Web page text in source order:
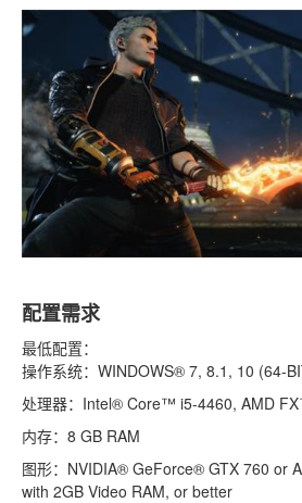
配置需求
最低配置：
操作系统：WINDOWS® 7, 8.1, 10 (64-
处理器：Intel® Core™ i5-4460, AMD
内存：8 GB RAM
图形：NVIDIA® GeForce® GTX 760 or
with 2GB Video RAM, or better